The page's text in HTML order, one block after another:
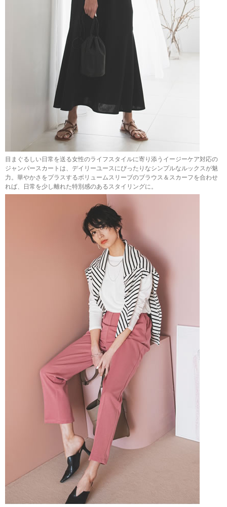
目まぐるしい日常を送る女性のライフスタイルに寄り添うイージーケア対応の
ジャンパースカートは、デイリーユースにぴったりなシンプルなルックスが魅
力。華やかさをプラスするボリュームスリーブのブラウス＆スカーフを合わせ
れば、日常を少し離れた特別感のあるスタイリングに。